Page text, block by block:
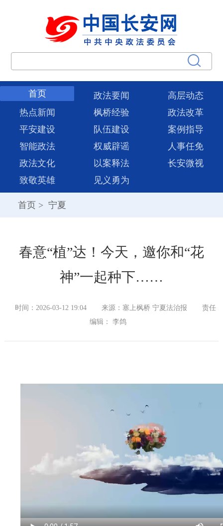
首页 政法要闻
高层动态
热点新闻
枫桥经验
政法改革
平安建设
队伍建设
案例指导
智能政法
权威辟谣
人事任免
政法文化
以案释法
长安微视
致敬英雄
见义勇为
首页 > 宁夏
春意“植”达！今天，邀你和“花
神”一起种下……
时间：2026-03-12 19:04 来源：塞上枫桥 宁夏法治报
责任
编辑： 李鸽